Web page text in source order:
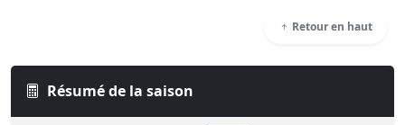
Retour en haut
Résumé de la saison